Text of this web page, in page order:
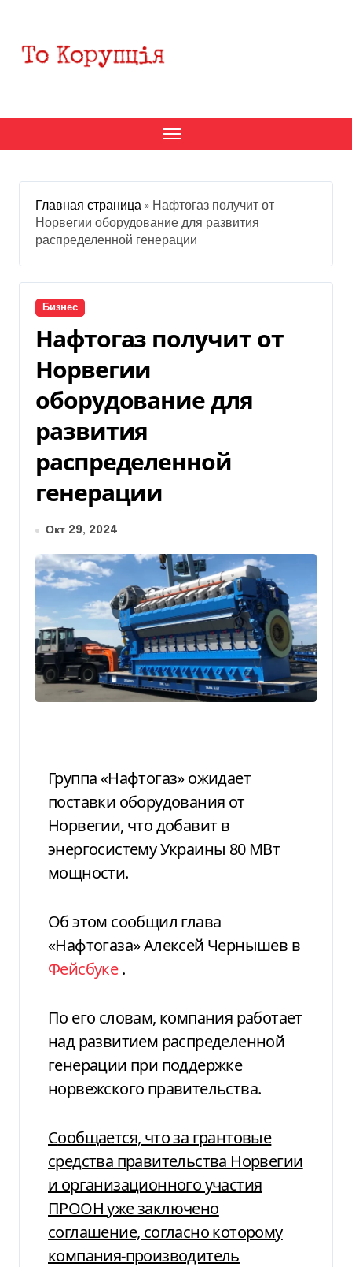
содержанию
Главная страница » Нафтогаз получит от
Норвегии оборудование для развития
распределенной генерации
Бизнес
Нафтогаз получит от
Норвегии
оборудование для
развития
распределенной
генерации
Окт 29, 2024
Группа «Нафтогаз» ожидает
поставки оборудования от
Норвегии, что добавит в
энергосистему Украины 80 МВт
мощности.
Об этом сообщил глава
«Нафтогаза» Алексей Чернышев в
Фейсбуке.
По его словам, компания работает
над развитием распределенной
генерации при поддержке
норвежского правительства.
Сообщается, что за грантовые
средства правительства Норвегии
и организационного участия
ПРООН уже заключено
соглашение, согласно которому
компания-производитель